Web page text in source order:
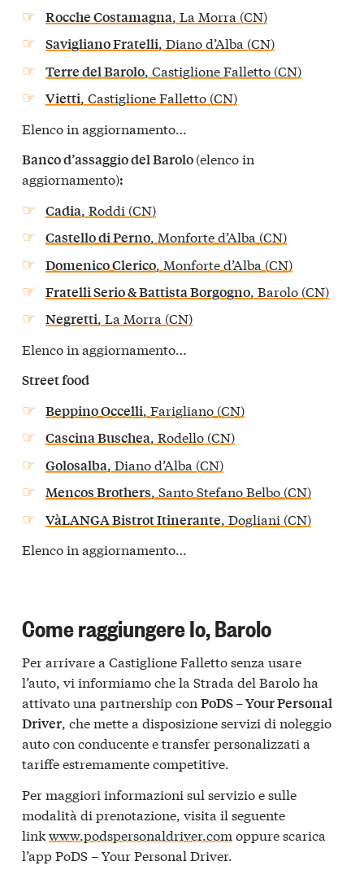
Rocche Costamagna, La Morra (CN)
Savigliano Fratelli, Diano d’Alba (CN)
Terre del Barolo , Castiglione Falletto (CN)
Vietti, Castiglione Falletto (CN)
Elenco in aggiornamento…
Banco d’assaggio del Barolo(elenco in
aggiornamento):
Cadia, Roddi (CN)
Castello di Perno, Monforte d’Alba (CN)
Domenico Clerico , Monforte d’Alba (CN)
Fratelli Serio & Battista Borgogno, Barolo (CN)
Negretti, La Morra (CN)
Elenco in aggiornamento…
Street food
Beppino Occelli, Farigliano (CN)
Cascina Buschea, Rodello (CN)
Golosalba, Diano d’Alba (CN)
Mencos Brothers, Santo Stefano Belbo (CN)
VàLANGA Bistrot Itinerante, Dogliani (CN)
Elenco in aggiornamento…
Come raggiungere Io, Barolo
Per arrivare a Castiglione Falletto senza usare
l’auto, vi informiamo che la Strada del Barolo ha
attivato una partnership con PoDS – Your Personal
Driver, che mette a disposizione servizi di noleggio
auto con conducente e transfer personalizzati a
tariffe estremamente competitive.
Per maggiori informazioni sul servizio e sulle
modalità di prenotazione, visita il seguente
linkwww.podspersonaldriver.com oppure scarica
l’app PoDS – Your Personal Driver.